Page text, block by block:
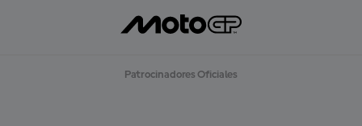
Patrocinadores Oficiales